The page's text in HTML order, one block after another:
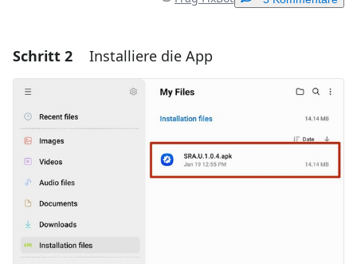
Einen Kommentar hinzufügen
Kommentar hinzufügen
Abbrechen Kommentieren
Schritt 2 Installiere die App